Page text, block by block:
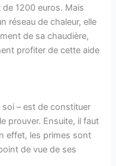
1200 euros. Mais
réseau de chaleur, elle
de sa chaudière,
profiter de cette aide
– est de constituer
prouver. Ensuite, il faut
effet, les primes sont
de vue de ses